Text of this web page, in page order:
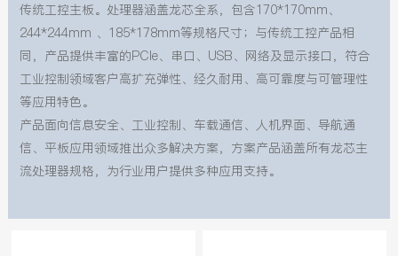
传统工控主板。处理器涵盖龙芯全系，包含170*170mm、
244*244mm 、185*178mm等规格尺寸；与传统工控产品相
同，产品提供丰富的PCIe、串口、USB、网络及显示接口，符合
工业控制领域客户高扩充弹性、经久耐用、高可靠度与可管理性
等应用特色。
产品面向信息安全、工业控制、车载通信、人机界面、导航通
信、平板应用领域推出众多解决方案，方案产品涵盖所有龙芯主
流处理器规格，为行业用户提供多种应用支持。